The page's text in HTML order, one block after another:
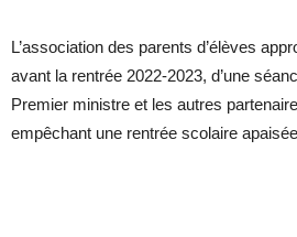
L’association des parents d’élèves
avant la rentrée 2022-2023, d’une
Premier ministre et les autres
empêchant une rentrée scolaire